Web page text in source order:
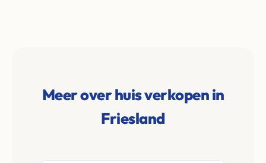
Meer over huis verkopen in
Friesland